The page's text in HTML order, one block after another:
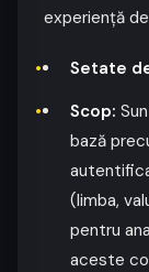
experiență
Setate
Scop:
bază
(limba,
pentru
aceste